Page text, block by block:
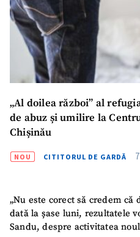
„Al doilea război” al
de abuz și umilire la
Chișinău
NOU CITITORUL DE GARDĂ
„Nu este corect să credem
dată la șase luni, rezultatele
Sandu, despre activitatea